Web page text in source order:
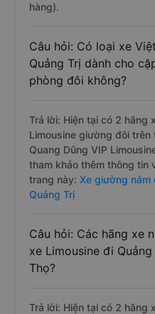
hàng).
Câu hỏi: Có loại xe
Quảng Trị dành cho
phòng đôi không?
Trả lời: Hiện tại có 2 hãng
Limousine giường đôi
Quang Dũng VIP
tham khảo thêm thông tin
trang này: Xe giường nằm
Quảng Trị
Câu hỏi: Các hãng xe
xe Limousine đi
Thọ?
Trả lời: Hiện tại có 2 hãng